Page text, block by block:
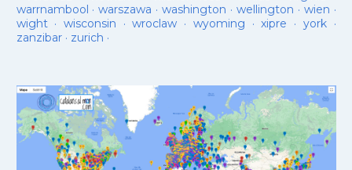
warrnambool ·warszawa ·washington · wellington · wien ·
wight· wisconsin ·wroclaw · wyoming ·xipre · york·
zanzibar· zurich ·